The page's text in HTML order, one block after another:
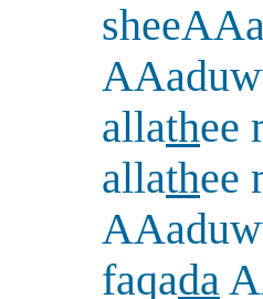
allathee
allathee
faqada